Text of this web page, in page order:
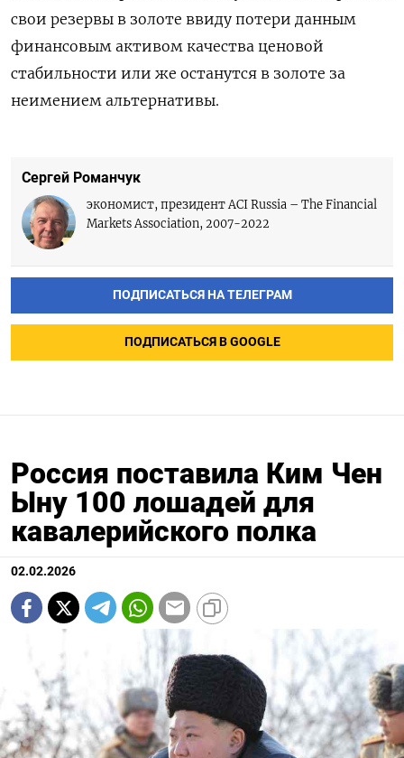
свои резервы в золоте ввиду потери данным
финансовым активом качества ценовой
стабильности или же останутся в золоте за
неимением альтернативы.
Сергей Романчук
экономист, президент ACI Russia – The Financial
Markets Association, 2007-2022
ПОДПИСАТЬСЯ НА ТЕЛЕГРАМ
ПОДПИСАТЬСЯ В GOOGLE
Россия поставила Ким Чен
Ыну 100 лошадей для
кавалерийского полка
02.02.2026